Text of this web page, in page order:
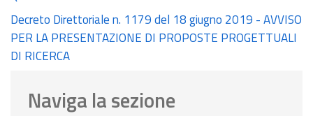
Decreto Direttoriale n. 1179 del 18 giugno 2019 - AVVISO
PER LA PRESENTAZIONE DI PROPOSTE PROGETTUALI
DI RICERCA
Naviga la sezione